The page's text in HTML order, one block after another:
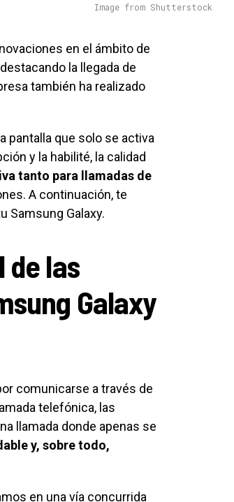
Image from Shutterstock
en el ámbito de
la llegada de
también ha realizado
pantalla que solo se activa
y la habilité, la calidad
tanto para llamadas de
A continuación, te
Samsung Galaxy.
de las
Galaxy
comunicarse a través de
telefónica, las
llamada donde apenas se
y, sobre todo,
en una vía concurrida